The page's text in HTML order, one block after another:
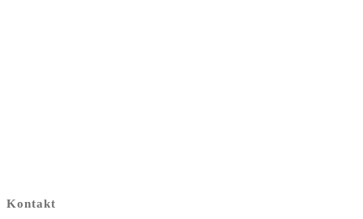
Kontakt